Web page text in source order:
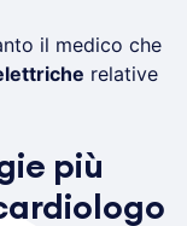
il medico che
relative
più